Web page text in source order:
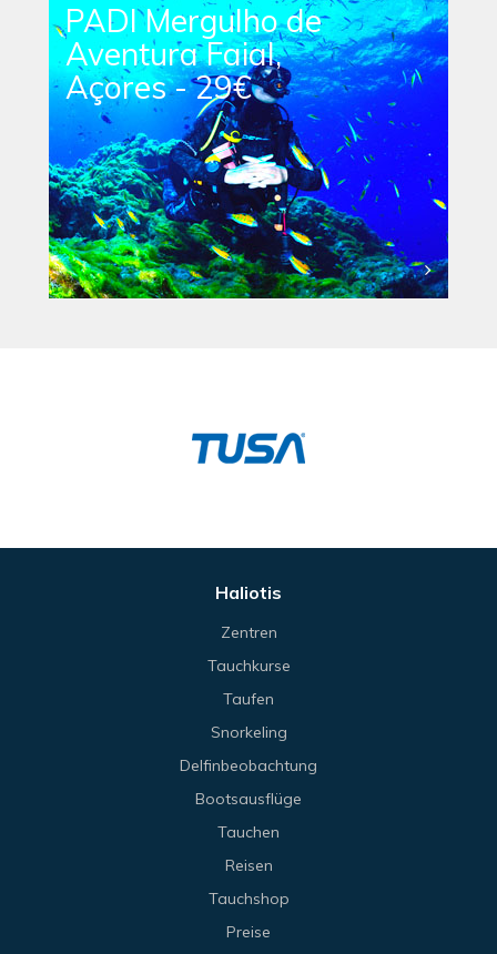
PADI Mergulho de
Aventura Faial,
Açores - 29€
Haliotis
Zentren
Tauchkurse
Taufen
Snorkeling
Delfinbeobachtung
Bootsausflüge
Tauchen
Reisen
Tauchshop
Preise